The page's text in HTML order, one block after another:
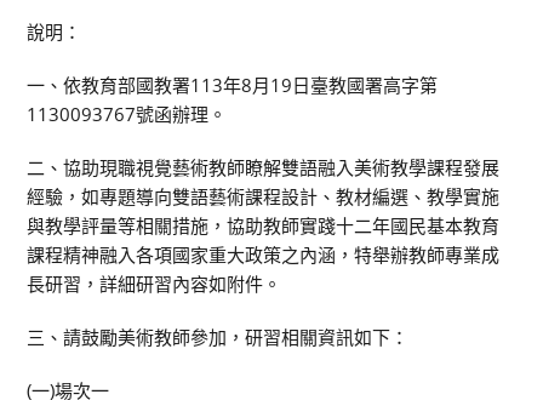
說明：
一、依教育部國教署113年8月19日臺教國署高字第
1130093767號函辦理。
二、協助現職視覺藝術教師瞭解雙語融入美術教學課程發展
經驗，如專題導向雙語藝術課程設計、教材編選、教學實施
與教學評量等相關措施，協助教師實踐十二年國民基本教育
課程精神融入各項國家重大政策之內涵，特舉辦教師專業成
長研習，詳細研習內容如附件。
三、請鼓勵美術教師參加，研習相關資訊如下：
(一)場次一